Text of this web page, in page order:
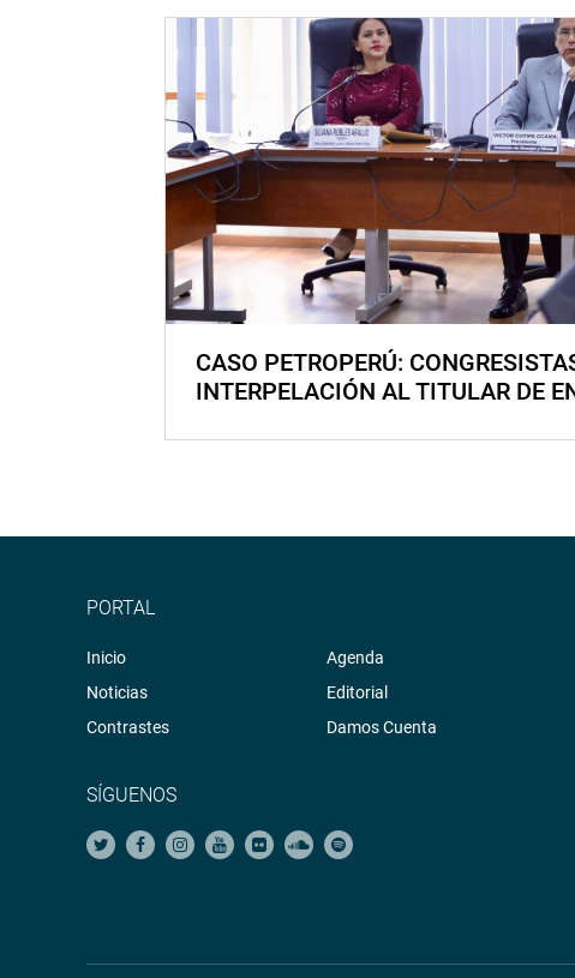
CASO PETROPERÚ:
INTERPELACIÓN AL TITULAR DE
PORTAL
Inicio
Noticias
Contrastes
Agenda
Editorial
Damos Cuenta
SÍGUENOS